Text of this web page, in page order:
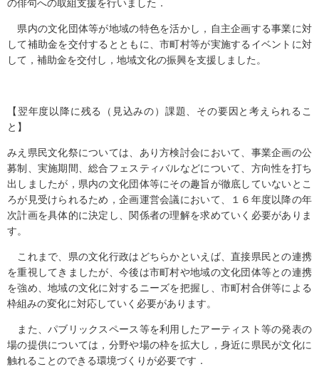
の俳句への取組支援を行いました．
県内の文化団体等が地域の特色を活かし，自主企画する事業に対
して補助金を交付するとともに、市町村等が実施するイベントに対
して，補助金を交付し，地域文化の振興を支援しました。
【翌年度以降に残る（見込みの）課題、その要因と考えられるこ
と】
みえ県民文化祭については、あり方検討会において、事業企画の公
募制、実施期間、総合フェスティバルなどについて、方向性を打ち
出しましたが，県内の文化団体等にその趣旨が徹底していないとこ
ろが見受けられるため，企画運営会議において、１６年度以降の年
次計画を具体的に決定し、関係者の理解を求めていく必要がありま
す。
これまで、県の文化行政はどちらかといえば、直接県民との連携
を重視してきましたが、今後は市町村や地域の文化団体等との連携
を強め、地域の文化に対するニーズを把握し、市町村合併等による
枠組みの変化に対応していく必要があります。
また、パブリックスペース等を利用したアーティスト等の発表の
場の提供については，分野や場の枠を拡大し，身近に県民が文化に
触れることのできる環境づくりが必要です．